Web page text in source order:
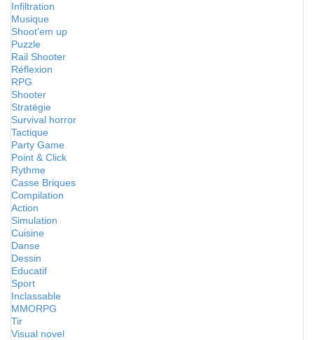
Infiltration
Musique
Shoot'em up
Puzzle
Rail Shooter
Réflexion
RPG
Shooter
Stratégie
Survival horror
Tactique
Party Game
Point & Click
Rythme
Casse Briques
Compilation
Action
Simulation
Cuisine
Danse
Dessin
Educatif
Sport
Inclassable
MMORPG
Tir
Visual novel